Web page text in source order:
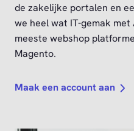
de zakelijke portalen en
we heel wat IT-gemak met
meeste webshop
Magento.
Maak een account aan